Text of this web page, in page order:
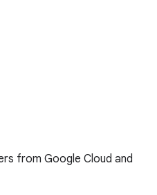
from Google Cloud and